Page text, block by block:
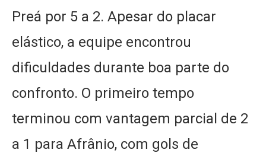
Preá por 5 a 2. Apesar do placar
elástico, a equipe encontrou
dificuldades durante boa parte do
confronto. O primeiro tempo
terminou com vantagem parcial de 2
a 1 para Afrânio, com gols de